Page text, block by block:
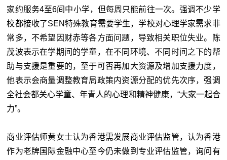
家约服务4至6间中小学，但每周只能前往一次。强调不少学
校都接收了SEN特殊教育需要学生，学校对心理学家需求非
常多，不希望因财赤等各方面问题，导致相关职位失业。陈
茂波表示在学期间的学童，在不同环境、不同时间之下的帮
助与支援是重要的，至于可否再加大资源及增加支援力度，
他表示会商量调整教育局政策内资源分配的优先次序，强调
全社会都关心学童、年青人的心理和精神健康，“大家一起合
力”。
商业评估师黄女士认为香港需发展商业评估监管，认为香港
作为老牌国际金融中心至今仍未做到专业评估监管，询问有